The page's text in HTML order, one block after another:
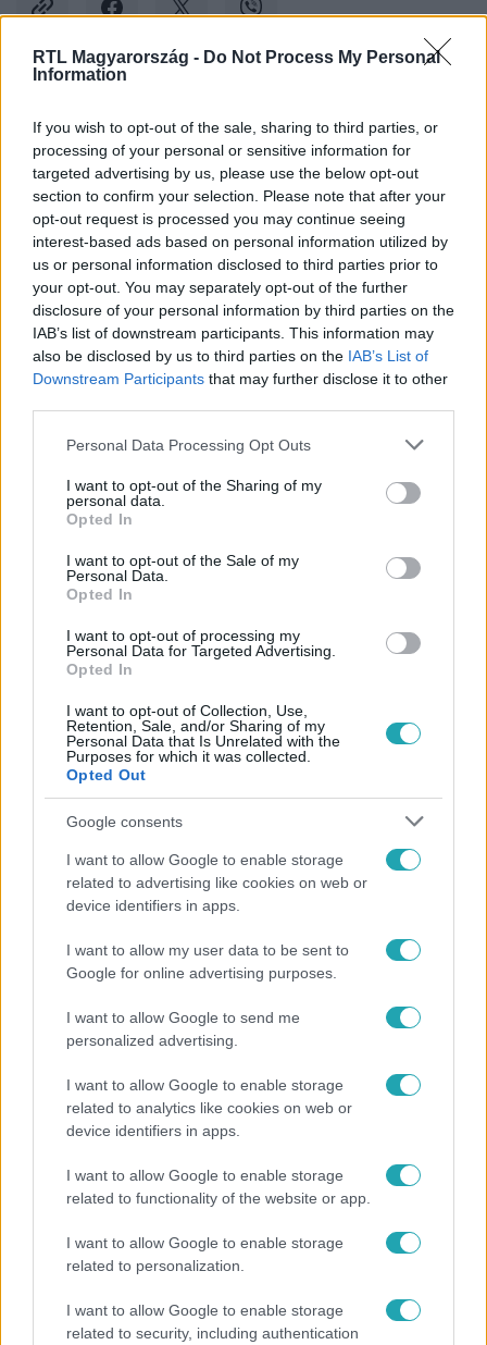
RTL Magyarország - Do Not Process My Personal
Information
If you wish to opt-out of the sale, sharing to third parties, or
processing of your personal or sensitive information for
targeted advertising by us, please use the below opt-out
section to confirm your selection. Please note that after your
opt-out request is processed you may continue seeing
interest-based ads based on personal information utilized by
us or personal information disclosed to third parties prior to
your opt-out. You may separately opt-out of the further
disclosure of your personal information by third parties on the
IAB’s list of downstream participants. This information may
also be disclosed by us to third parties on the IAB’s List of
Downstream Participants that may further disclose it to other
Please note that this website/app uses one or more Google
not limited to your visit or usage behaviour. You may click to
grant or deny consent to Google and its third-party tags to
use your data for below specified purposes in below Google
consent section.
Personal Data Processing Opt Outs
I want to opt-out of the Sharing of my
personal data.
Opted In
I want to opt-out of the Sale of my
Personal Data.
Opted In
I want to opt-out of processing my
Personal Data for Targeted Advertising.
Opted In
I want to opt-out of Collection, Use,
Retention, Sale, and/or Sharing of my
Personal Data that Is Unrelated with the
Purposes for which it was collected.
Opted Out
Google consents
I want to allow Google to enable storage
related to advertising like cookies on web or
device identifiers in apps.
I want to allow my user data to be sent to
Google for online advertising purposes.
I want to allow Google to send me
personalized advertising.
I want to allow Google to enable storage
related to analytics like cookies on web or
device identifiers in apps.
I want to allow Google to enable storage
related to functionality of the website or app.
I want to allow Google to enable storage
related to personalization.
I want to allow Google to enable storage
related to security, including authentication
Facebookon is!
Követem
#REGGELI #PELLER ANNA #LUKÁCS MIKI
#OPERA #ELEKTRONIKUS ZENE #ANYA-LÁNYA
Népszerű
vallomást tett Nyári Dia a kislánya műtétjéről
vállalnám!” – Détár Enikő megszólalt a politikai